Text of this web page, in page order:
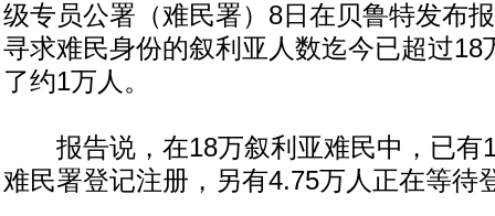
级专员公署（难民署）8日在贝鲁特发布
寻求难民身份的叙利亚人数迄今已超过18
了约1万人。
报告说，在18万叙利亚难民中，已有
难民署登记注册，另有4.75万人正在等待